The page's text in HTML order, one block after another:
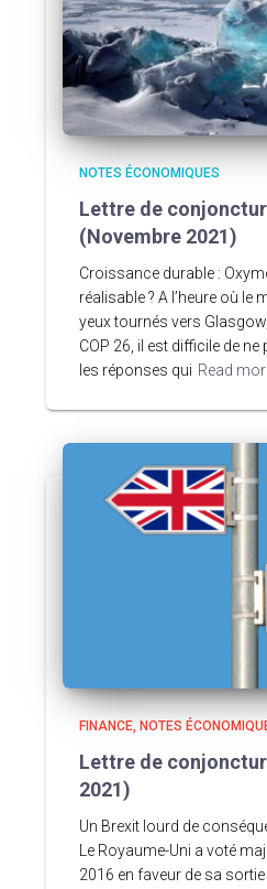
NOTES ÉCONOMIQUES
Lettre de
(Novembre 2021)
Croissance durable :
réalisable ? A l’heure où le
yeux tournés vers
COP 26, il est difficile de
les réponses qui Read
FINANCE NOTES
Lettre de
2021)
Un Brexit lourd de
Le Royaume-Uni a voté
2016 en faveur de sa sortie